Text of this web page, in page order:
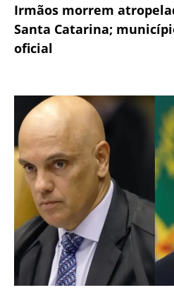
Irmãos morrem
Santa Catarina;
oficial